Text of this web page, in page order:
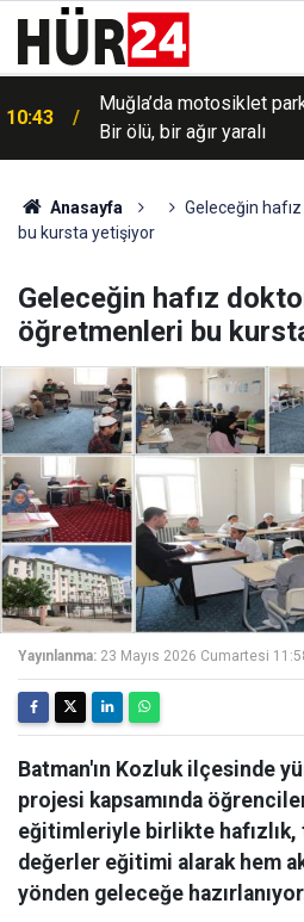
10:36 Rusya: Kiev'deki askeri
Anasayfa
Geleceğin
bu kursta yetişiyor
Geleceğin hafız
öğretmenleri bu
Yayınlanma: 23 Mayıs 2026 Cumartesi
Batman'ın Kozluk ilçesinde
projesi kapsamında
eğitimleriyle birlikte
değerler eğitimi alarak hem
yönden geleceğe